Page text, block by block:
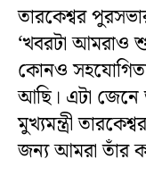
তারকেশ্বর
‘খবরটা আমরাও
কোনও
আছি। এটা
মুখ্যমন্ত্রী
জন্য আমরা তাঁর